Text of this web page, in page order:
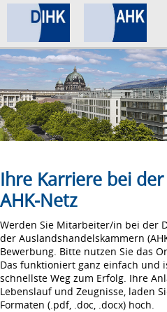
Home
Datenschutz
Impressum
Ihre Karriere bei
AHK-Netz
Werden Sie Mitarbeiter/in bei der
der Auslandshandelskammern
Bewerbung. Bitte nutzen Sie das
Das funktioniert ganz einfach und
schnellste Weg zum Erfolg. Ihre
Lebenslauf und Zeugnisse, laden
Formaten (.pdf, .doc, .docx) hoch.